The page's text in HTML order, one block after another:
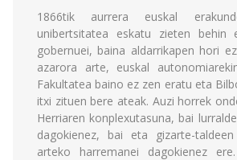
1866tik aurrera euskal
unibertsitatea eskatu zieten behin
gobernuei, baina aldarrikapen hori
azarora arte, euskal
Fakultatea baino ez zen eratu eta
itxi zituen bere ateak. Auzi horrek
Herriaren konplexutasuna, bai
dagokienez, bai eta gizarte-
arteko harremanei dagokienez